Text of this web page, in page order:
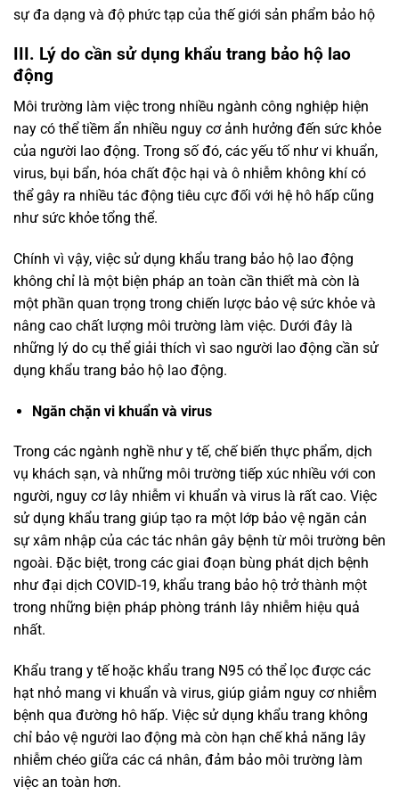
sự đa dạng và độ phức tạp của thế giới sản phẩm bảo hộ
III. Lý do cần sử dụng khẩu trang bảo hộ lao
động
Môi trường làm việc trong nhiều ngành công nghiệp hiện
nay có thể tiềm ẩn nhiều nguy cơ ảnh hưởng đến sức khỏe
của người lao động. Trong số đó, các yếu tố như vi khuẩn,
virus, bụi bẩn, hóa chất độc hại và ô nhiễm không khí có
thể gây ra nhiều tác động tiêu cực đối với hệ hô hấp cũng
như sức khỏe tổng thể.
Chính vì vậy, việc sử dụng khẩu trang bảo hộ lao động
không chỉ là một biện pháp an toàn cần thiết mà còn là
một phần quan trọng trong chiến lược bảo vệ sức khỏe và
nâng cao chất lượng môi trường làm việc. Dưới đây là
những lý do cụ thể giải thích vì sao người lao động cần sử
dụng khẩu trang bảo hộ lao động.
Ngăn chặn vi khuẩn và virus
Trong các ngành nghề như y tế, chế biến thực phẩm, dịch
vụ khách sạn, và những môi trường tiếp xúc nhiều với con
người, nguy cơ lây nhiễm vi khuẩn và virus là rất cao. Việc
sử dụng khẩu trang giúp tạo ra một lớp bảo vệ ngăn cản
sự xâm nhập của các tác nhân gây bệnh từ môi trường bên
ngoài. Đặc biệt, trong các giai đoạn bùng phát dịch bệnh
như đại dịch COVID-19, khẩu trang bảo hộ trở thành một
trong những biện pháp phòng tránh lây nhiễm hiệu quả
nhất.
Khẩu trang y tế hoặc khẩu trang N95 có thể lọc được các
hạt nhỏ mang vi khuẩn và virus, giúp giảm nguy cơ nhiễm
bệnh qua đường hô hấp. Việc sử dụng khẩu trang không
chỉ bảo vệ người lao động mà còn hạn chế khả năng lây
nhiễm chéo giữa các cá nhân, đảm bảo môi trường làm
việc an toàn hơn.